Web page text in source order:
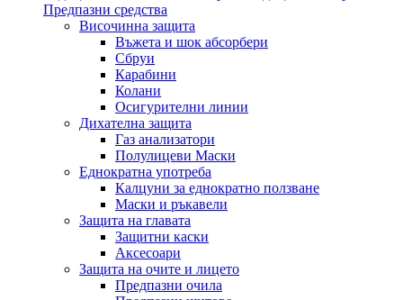
Предпазни средства
Височинна защита
Въжета и шок абсорбери
Сбруи
Карабини
Колани
Осигурителни линии
Дихателна защита
Газ анализатори
Полулицеви Маски
Еднократна употреба
Калцуни за еднократно ползване
Маски и ръкавели
Защита на главата
Защитни каски
Аксесоари
Защита на очите и лицето
Предпазни очила